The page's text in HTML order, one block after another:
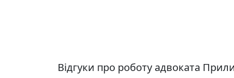
Відгуки про роботу адвоката